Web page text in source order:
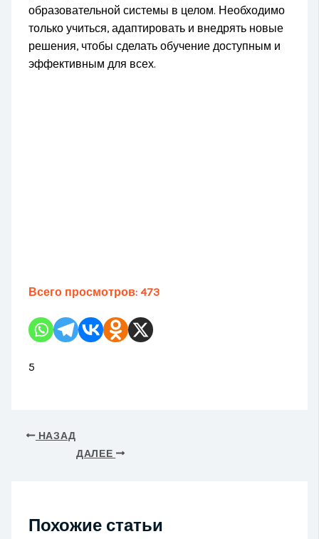
образовательной системы в целом. Необходимо
только учиться, адаптировать и внедрять новые
решения, чтобы сделать обучение доступным и
эффективным для всех.
Всего просмотров: 473
5
НАЗАД
ДАЛЕЕ
Похожие статьи